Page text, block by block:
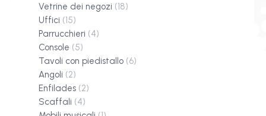
Vetrine dei negozi (18)
Uffici (15)
Parrucchieri (4)
Console (5)
Tavoli con piedistallo (6)
Angoli (2)
Enfilades (2)
Scaffali (4)